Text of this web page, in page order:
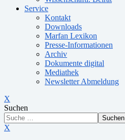
Service
Kontakt
Downloads
Marfan Lexikon
Presse-Informationen
Archiv
Dokumente digital
Mediathek
Newsletter Abmeldung
X
Suchen
Suchen
X